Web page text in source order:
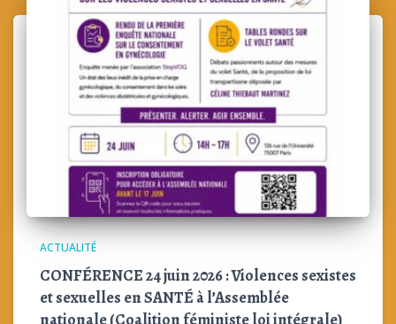
ACTUALITÉ
CONFÉRENCE 24 juin 2026 : Violences sexistes
et sexuelles en SANTÉ à l’Assemblée